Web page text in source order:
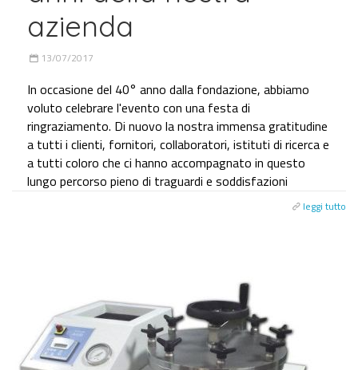
azienda
13/07/2017
In occasione del 40° anno dalla fondazione, abbiamo
voluto celebrare l'evento con una festa di
ringraziamento. Di nuovo la nostra immensa gratitudine
a tutti i clienti, fornitori, collaboratori, istituti di ricerca e
a tutti coloro che ci hanno accompagnato in questo
lungo percorso pieno di traguardi e soddisfazioni
leggi tutto